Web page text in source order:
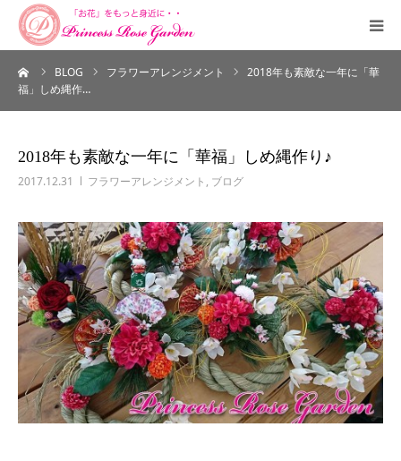
BLOG フラワーアレンジメント
2018年も素敵な一年に「華
福」しめ縄作…
2018年も素敵な一年に「華福」しめ縄作り♪
2017.12.31 フラワーアレンジメント , ブログ
HOME
SALON
COURSE
ORDERMADE
SHUCCHOU
CONTACT